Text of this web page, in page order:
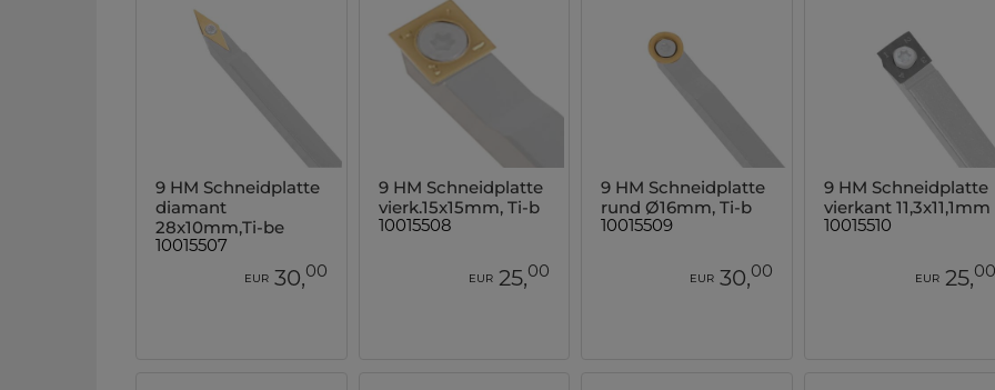
9 HM Schneidplatte
diamant
28x10mm,Ti-be
10015507
EUR 30,00
9 HM Schneidplatte
vierk.15x15mm, Ti-b
10015508
EUR 25,00
9 HM Schneidplatte
rund Ø16mm, Ti-b
10015509
EUR 30,00
9 HM Schneidplatte
vierkant 11,3x11,1mm
10015510
EUR 25,00